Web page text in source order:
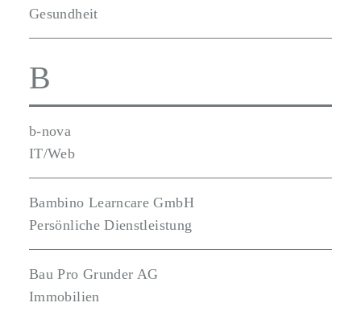
Gesundheit
B
b-nova
IT/Web
Bambino Learncare GmbH
Persönliche Dienstleistung
Bau Pro Grunder AG
Immobilien